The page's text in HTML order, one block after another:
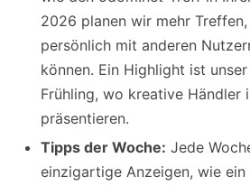
2026 planen wir mehr
persönlich mit anderen
können. Ein Highlight ist
Frühling, wo kreative Händler
präsentieren.
Tipps der Woche: Jede
einzigartige Anzeigen, wie